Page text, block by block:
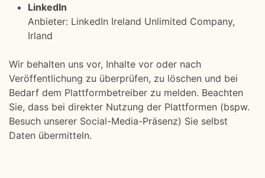
LinkedIn
Anbieter: LinkedIn Ireland Unlimited Company,
Irland
Wir behalten uns vor, Inhalte vor oder nach
Veröffentlichung zu überprüfen, zu löschen und bei
Bedarf dem Plattformbetreiber zu melden. Beachten
Sie, dass bei direkter Nutzung der Plattformen (bspw.
Besuch unserer Social-Media-Präsenz) Sie selbst
Daten übermitteln.